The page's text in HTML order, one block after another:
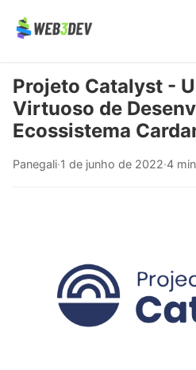
Projeto Catalyst -
Virtuoso de
Ecossistema
Panegali·1 de junho de 2022·4